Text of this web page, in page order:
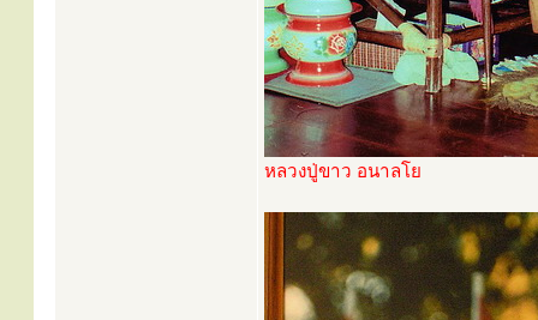
หลวงปู่ขาว อนาลโย